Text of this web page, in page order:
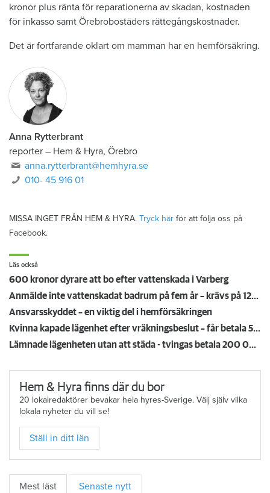
kronor plus ränta för reparationerna av skadan, kostnaden
för inkasso samt Örebrobostäders rättegångskostnader.
Det är fortfarande oklart om mamman har en hemförsäkring.
Anna Rytterbrant
reporter – Hem & Hyra, Örebro
anna.rytterbrant@hemhyra.se
010- 45 916 01
MISSA INGET FRÅN HEM & HYRA. Tryck här för att följa oss på
Facebook.
Läs också
600 kronor dyrare att bo efter vattenskada i Varberg
Anmälde inte vattenskadat badrum på fem år – krävs på 125 000 kronor
Ansvarsskyddet – en viktig del i hemförsäkringen
Kvinna kapade lägenhet efter vräkningsbeslut – får betala 50 000
Lämnade lägenheten utan att städa - tvingas betala 200 000 kronor
Hem & Hyra finns där du bor
20 lokalredaktörer bevakar hela hyres-Sverige. Välj själv vilka
lokala nyheter du vill se!
Ställ in ditt län
Mest läst Senaste nytt